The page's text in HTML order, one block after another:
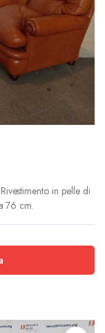
in pelle di
76 cm.